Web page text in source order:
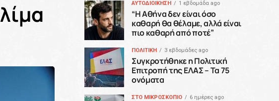
ΑΥΤΟΔΙΟΙΚΗΣΗ 1 εβδομάδα ago
“H Αθήνα δεν είναι όσο
καθαρή θα θέλαμε, αλλά είναι
πιο καθαρή από ποτέ”
ΠΟΛΙΤΙΚΗ 3 εβδομάδες ago
Συγκροτήθηκε η Πολιτική
Επιτροπή της ΕΛΑΣ – Τα 75
ονόματα
ΣΤΟ ΜΙΚΡΟΣΚΟΠΙΟ 6 ημέρες ago